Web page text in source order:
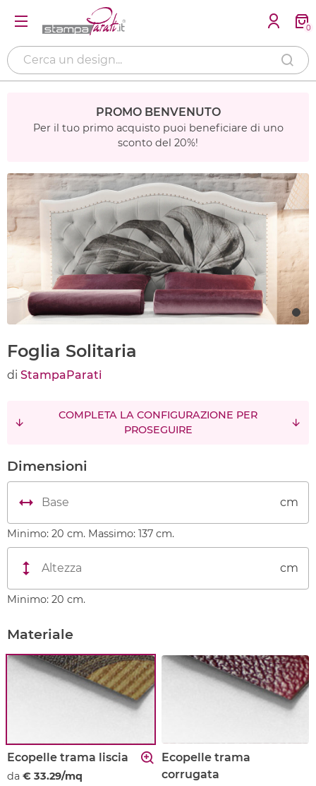
0
PROMO BENVENUTO
Per il tuo primo acquisto puoi beneficiare di uno
sconto del 20%!
Foglia Solitaria
di StampaParati
COMPLETA LA CONFIGURAZIONE PER
PROSEGUIRE
Dimensioni
cm
Minimo: 20 cm. Massimo: 137 cm.
cm
Minimo: 20 cm.
Materiale
Ecopelle trama liscia
da € 33.29/mq
Ecopelle trama
corrugata